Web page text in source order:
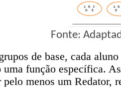
Fonte:
de base, cada
uma função específica.
menos um Redator,